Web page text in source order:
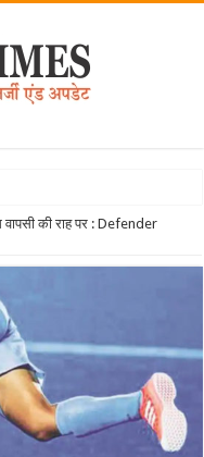
हुई
की राह पर : Defender